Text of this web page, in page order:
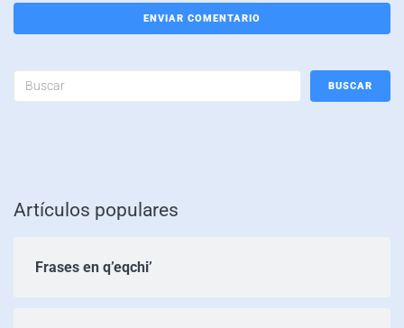
BUSCAR
Artículos populares
Frases en q’eqchi’